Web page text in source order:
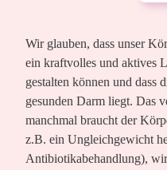
Wir glauben, dass unser
ein kraftvolles und aktives
gestalten können und dass
gesunden Darm liegt. Das
manchmal braucht der
z.B. ein Ungleichgewicht
Antibiotikabehandlung),